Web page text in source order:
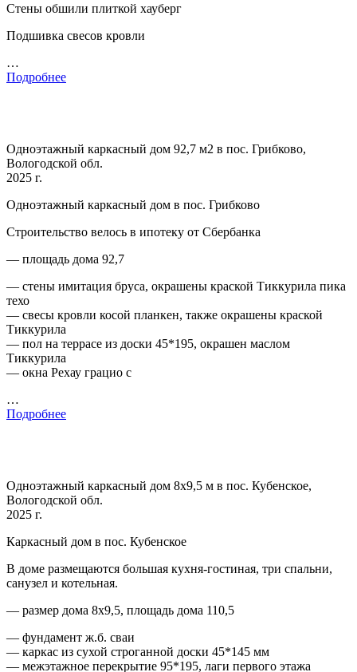
Стены обшили плиткой хауберг
Подшивка свесов кровли
…
Подробнее
Одноэтажный каркасный дом 92,7 м2 в пос. Грибково,
Вологодской обл.
2025 г.
Одноэтажный каркасный дом в пос. Грибково
Строительство велось в ипотеку от Сбербанка
— площадь дома 92,7
— стены имитация бруса, окрашены краской Тиккурила пика
техо
— свесы кровли косой планкен, также окрашены краской
Тиккурила
— пол на террасе из доски 45*195, окрашен маслом
Тиккурила
— окна Рехау грацио с
…
Подробнее
Одноэтажный каркасный дом 8х9,5 м в пос. Кубенское,
Вологодской обл.
2025 г.
Каркасный дом в пос. Кубенское
В доме размещаются большая кухня-гостиная, три спальни,
санузел и котельная.
— размер дома 8х9,5, площадь дома 110,5
— фундамент ж.б. сваи
— каркас из сухой строганной доски 45*145 мм
— межэтажное перекрытие 95*195, лаги первого этажа